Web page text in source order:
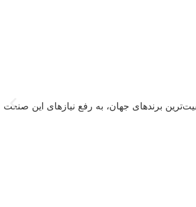
برند‌های جهان، به رفع نیازهای این صنعت